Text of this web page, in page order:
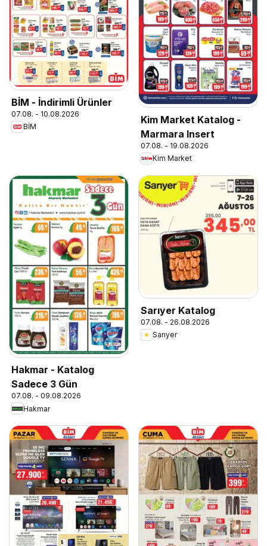
BİM - İndirimli Ürünler
07.08. - 10.08.2026
BİM
Kim Market Katalog -
Marmara Insert
07.08. - 19.08.2026
Kim Market
Hakmar - Katalog
Sadece 3 Gün
07.08. - 09.08.2026
Hakmar
Sarıyer Katalog
07.08. - 26.08.2026
Sarıyer